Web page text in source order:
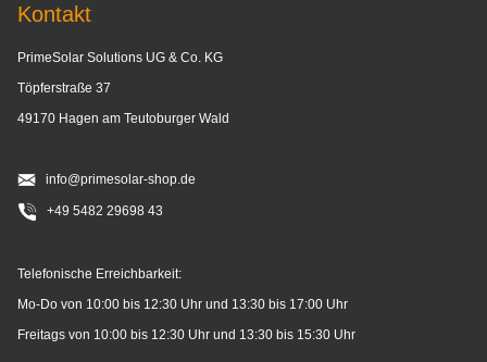
Kontakt
PrimeSolar Solutions UG & Co. KG
Töpferstraße 37
49170 Hagen am Teutoburger Wald
info@primesolar-shop.de
+49 5482 29698 43
Telefonische Erreichbarkeit:
Mo-Do von 10:00 bis 12:30 Uhr und 13:30 bis 17:00 Uhr
Freitags von 10:00 bis 12:30 Uhr und 13:30 bis 15:30 Uhr